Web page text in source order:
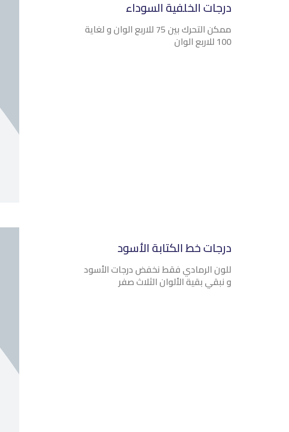
درجات الخلفية السوداء
ممكن التحرك بين 75 للاربع الوان و لغاية
100 للاربع الوان
درجات خط الكتابة الأسود
للون الرمادي فقط نخفض درجات الأسود
و نبقي بقية الألوان الثلاث صفر